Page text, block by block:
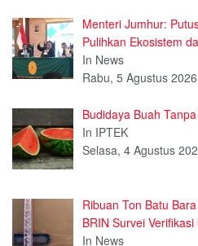
Menteri Jumhur:
Pulihkan Ekosistem
In News
Rabu, 5 Agustus 2026
Budidaya Buah
In IPTEK
Selasa, 4 Agustus
Ribuan Ton Batu
BRIN Survei
In News